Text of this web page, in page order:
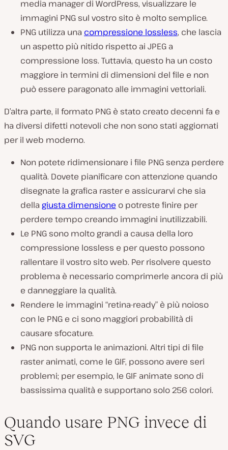
media manager di WordPress, visualizzare le
immagini PNG sul vostro sito è molto semplice.
PNG utilizza una compressione lossless, che lascia
un aspetto più nitido rispetto ai JPEG a
compressione loss. Tuttavia, questo ha un costo
maggiore in termini di dimensioni del file e non
può essere paragonato alle immagini vettoriali.
D’altra parte, il formato PNG è stato creato decenni fa e
ha diversi difetti notevoli che non sono stati aggiornati
per il web moderno.
Non potete ridimensionare i file PNG senza perdere
qualità. Dovete pianificare con attenzione quando
disegnate la grafica raster e assicurarvi che sia
della giusta dimensione o potreste finire per
perdere tempo creando immagini inutilizzabili.
Le PNG sono molto grandi a causa della loro
compressione lossless e per questo possono
rallentare il vostro sito web. Per risolvere questo
problema è necessario comprimerle ancora di più
e danneggiare la qualità.
Rendere le immagini “retina-ready” è più noioso
con le PNG e ci sono maggiori probabilità di
causare sfocature.
PNG non supporta le animazioni. Altri tipi di file
raster animati, come le GIF, possono avere seri
problemi; per esempio, le GIF animate sono di
bassissima qualità e supportano solo 256 colori.
Quando usare PNG invece di
SVG